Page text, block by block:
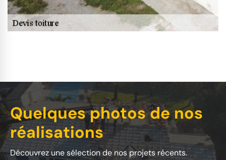
Quelques photos de nos
réalisations
Découvrez une sélection de nos projets récents.